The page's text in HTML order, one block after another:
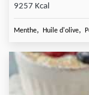
9257 Kcal
Menthe, Huile d'olive,